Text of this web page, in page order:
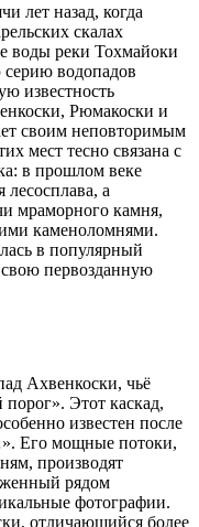
лет назад, когда
скалах
воды реки Тохмайоки
серию водопадов
известность
Рюмакоски и
своим неповторимым
мест тесно связана с
в прошлом веке
а
мраморного камня,
каменоломнями.
в популярный
первозданную
Ахвенкоски, чьё
Этот каскад,
известен после
Его мощные потоки,
производят
рядом
фотографии.
отличающийся более